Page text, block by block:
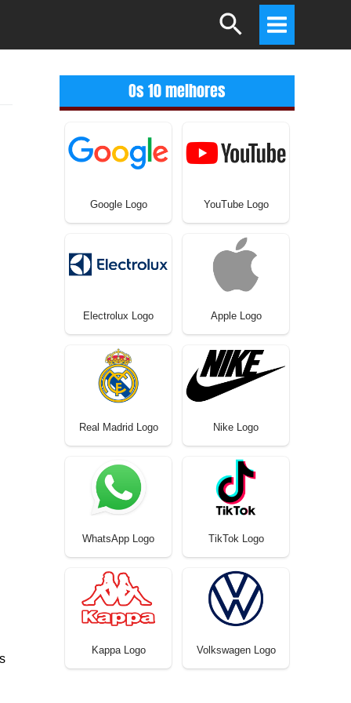
Search
Main
Menu
Os 10 melhores
Google Logo YouTube Logo
Electrolux Logo Apple Logo
Real Madrid Logo Nike Logo
WhatsApp Logo TikTok Logo
Kappa Logo Volkswagen Logo